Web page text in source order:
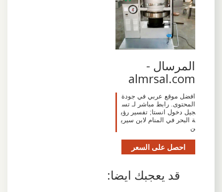
المرسال -
almrsal.com
افضل موقع عربي في جودة
المحتوى. رابط مباشر لـ تس
جيل دخول انستا; تفسير رؤي
ة البحر في المنام لابن سيري
ن
احصل على السعر
قد يعجبك ايضا: